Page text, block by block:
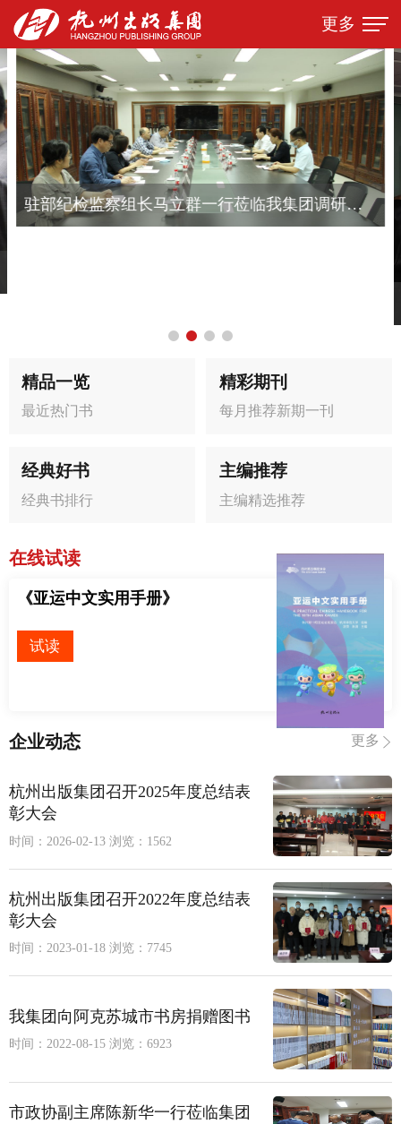
更多
驻部纪检监察组长马立群一行莅临我集团调研指导工作
精品一览
最近热门书
精彩期刊
每月推荐新期一刊
经典好书
经典书排行
主编推荐
主编精选推荐
在线试读
《亚运中文实用手册》
试读
企业动态 更多
杭州出版集团召开2025年度总结表
彰大会
时间：2026-02-13 浏览：1562
杭州出版集团召开2022年度总结表
彰大会
时间：2023-01-18 浏览：7745
我集团向阿克苏城市书房捐赠图书
时间：2022-08-15 浏览：6923
市政协副主席陈新华一行莅临集团